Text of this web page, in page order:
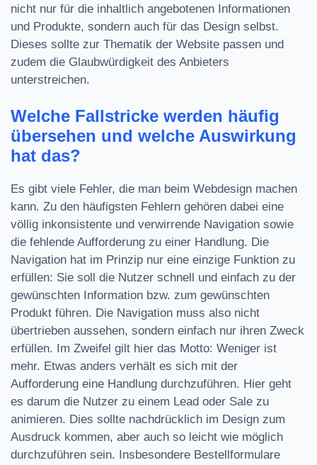
nicht nur für die inhaltlich angebotenen Informationen
und Produkte, sondern auch für das Design selbst.
Dieses sollte zur Thematik der Website passen und
zudem die Glaubwürdigkeit des Anbieters
unterstreichen.
Welche Fallstricke werden häufig
übersehen und welche Auswirkung
hat das?
Es gibt viele Fehler, die man beim Webdesign machen
kann. Zu den häufigsten Fehlern gehören dabei eine
völlig inkonsistente und verwirrende Navigation sowie
die fehlende Aufforderung zu einer Handlung. Die
Navigation hat im Prinzip nur eine einzige Funktion zu
erfüllen: Sie soll die Nutzer schnell und einfach zu der
gewünschten Information bzw. zum gewünschten
Produkt führen. Die Navigation muss also nicht
übertrieben aussehen, sondern einfach nur ihren Zweck
erfüllen. Im Zweifel gilt hier das Motto: Weniger ist
mehr. Etwas anders verhält es sich mit der
Aufforderung eine Handlung durchzuführen. Hier geht
es darum die Nutzer zu einem Lead oder Sale zu
animieren. Dies sollte nachdrücklich im Design zum
Ausdruck kommen, aber auch so leicht wie möglich
durchzuführen sein. Insbesondere Bestellformulare